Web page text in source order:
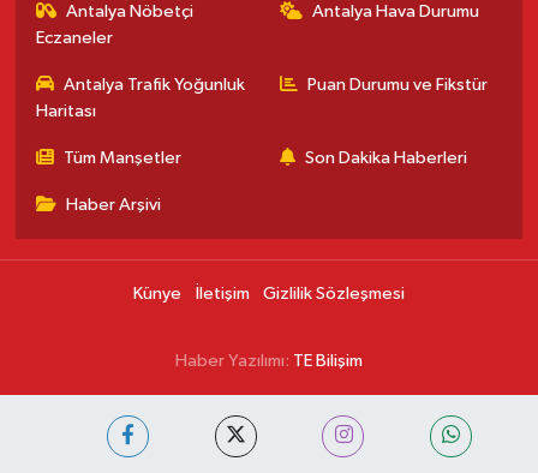
Antalya Nöbetçi
Eczaneler
Antalya Hava Durumu
Antalya Trafik Yoğunluk
Haritası
Puan Durumu ve Fikstür
Tüm Manşetler Son Dakika Haberleri
Haber Arşivi
Künye İletişim Gizlilik Sözleşmesi
Haber Yazılımı: TE Bilişim